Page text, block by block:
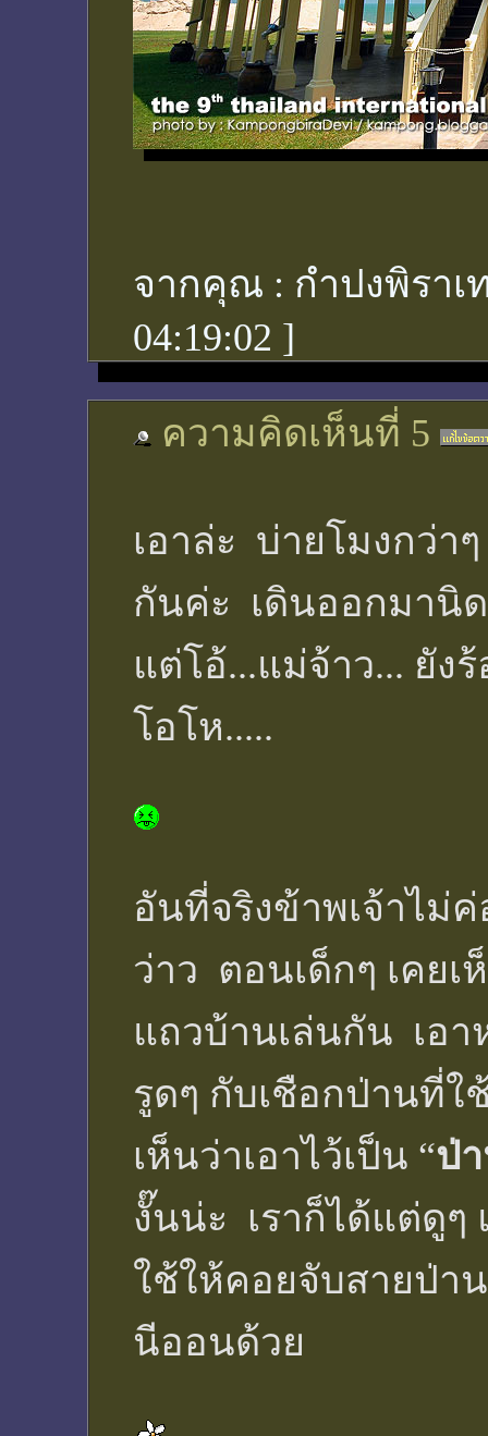
จากคุณ : กำปงพิราเ
04:19:02 ]
ความคิดเห็นที่ 5
เอาล่ะ บ่ายโมงกว่า
กันค่ะ เดินออกมานิ
แต่โอ้...แม่จ้าว... ยั
โอโห.....
อันที่จริงข้าพเจ้าไม่
ว่าว ตอนเด็กๆ เคยเ
แถวบ้านเล่นกัน เอ
รูดๆ กับเชือกป่านที่ใ
เห็นว่าเอาไว้เป็น “ป่
งั๊นน่ะ เราก็ได้แต่ดู
ใช้ให้คอยจับสายป่า
นีออนด้วย